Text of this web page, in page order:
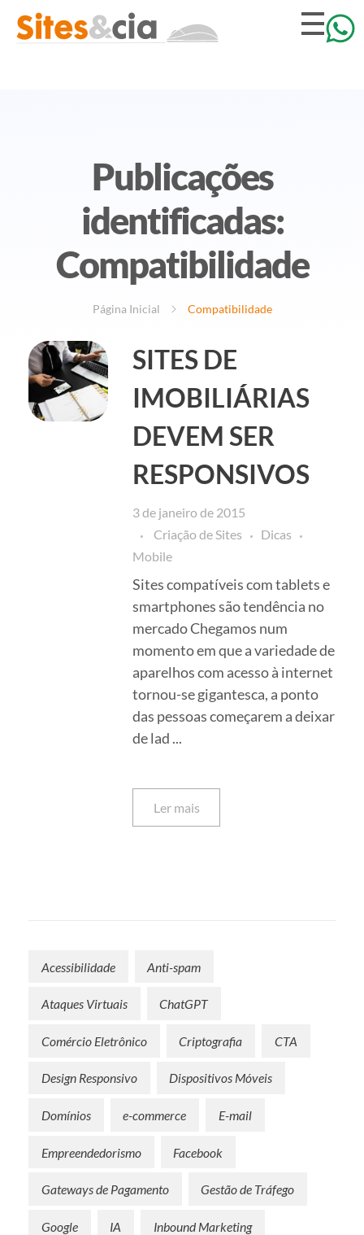
Página Inicial Compatibilidade
Publicações
identificadas:
Compatibilidade
SITES DE
IMOBILIÁRIAS
DEVEM SER
RESPONSIVOS
3 de janeiro de 2015
Criação de Sites
Dicas
Mobile
Sites compatíveis com tablets e
smartphones são tendência no
mercado Chegamos num
momento em que a variedade de
aparelhos com acesso à internet
tornou-se gigantesca, a ponto
das pessoas começarem a deixar
de lad ...
Ler mais
Acessibilidade Anti-spam
Ataques Virtuais ChatGPT
Comércio Eletrônico Criptografia CTA
Design Responsivo Dispositivos Móveis
Domínios e-commerce E-mail
Empreendedorismo Facebook
Gateways de Pagamento Gestão de Tráfego
Google IA Inbound Marketing